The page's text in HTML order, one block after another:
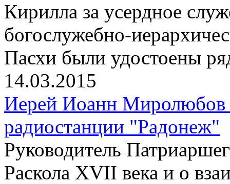
Кирилла за усердное
богослужебно-
Пасхи были удостоены
14.03.2015
Иерей Иоанн Миролюбов
радиостанции "Радонеж"
Pуководитель
Раскола XVII века и о